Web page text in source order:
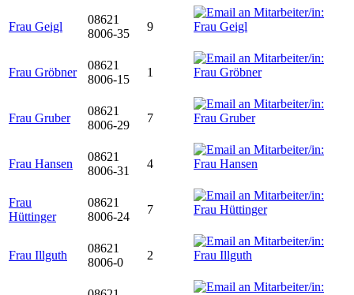
Frau Geigl
08621
8006-35
9
Frau Gröbner
08621
8006-15
1
Frau Gruber
08621
8006-29
7
Frau Hansen
08621
8006-31
4
Frau
Hüttinger
08621
8006-24
7
Frau Illguth
08621
8006-0
2